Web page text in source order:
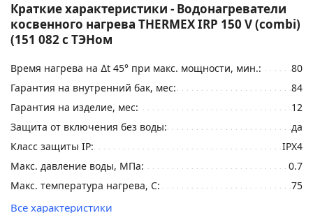
Краткие характеристики - Водонагреватели
косвенного нагрева THERMEX IRP 150 V (combi)
(151 082 с ТЭНом
Время нагрева на ∆t 45° при макс. мощности, мин.:
80
Гарантия на внутренний бак, мес:
84
Гарантия на изделие, мес:
12
Защита от включения без воды:
да
Класс защиты IP:
IPX4
Макс. давление воды, МПа:
0.7
Макс. температура нагрева, C:
75
Все характеристики